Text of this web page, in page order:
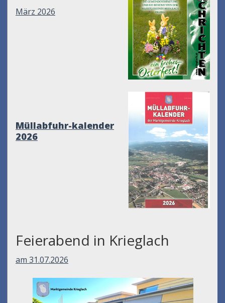
März 2026
Müllabfuhr-kalender
2026
Feierabend in Krieglach
am 31.07.2026